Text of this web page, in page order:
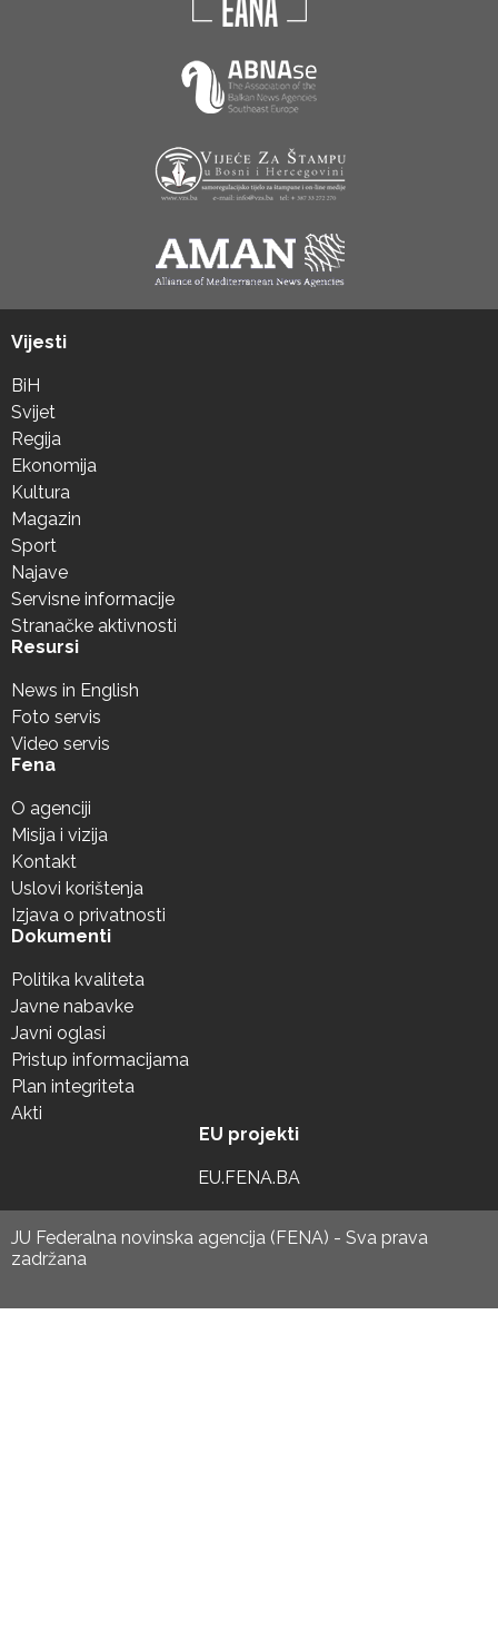
Vijesti
BiH
Svijet
Regija
Ekonomija
Kultura
Magazin
Sport
Najave
Servisne informacije
Stranačke aktivnosti
Resursi
News in English
Foto servis
Video servis
Fena
O agenciji
Misija i vizija
Kontakt
Uslovi korištenja
Izjava o privatnosti
Dokumenti
Politika kvaliteta
Javne nabavke
Javni oglasi
Pristup informacijama
Plan integriteta
Akti
EU projekti
EU.FENA.BA
JU Federalna novinska agencija (FENA) - Sva prava
zadržana